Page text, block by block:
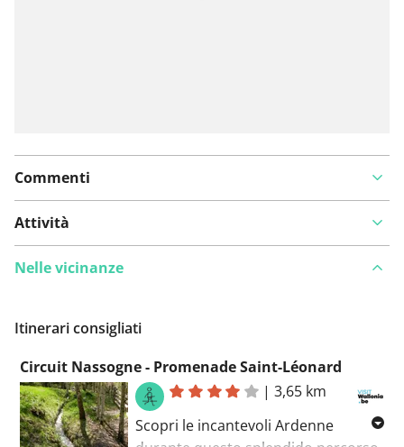
Commenti
Attività
Nelle vicinanze
Itinerari consigliati
Circuit Nassogne - Promenade Saint-Léonard
|3,65 km
Scopri le incantevoli Ardenne